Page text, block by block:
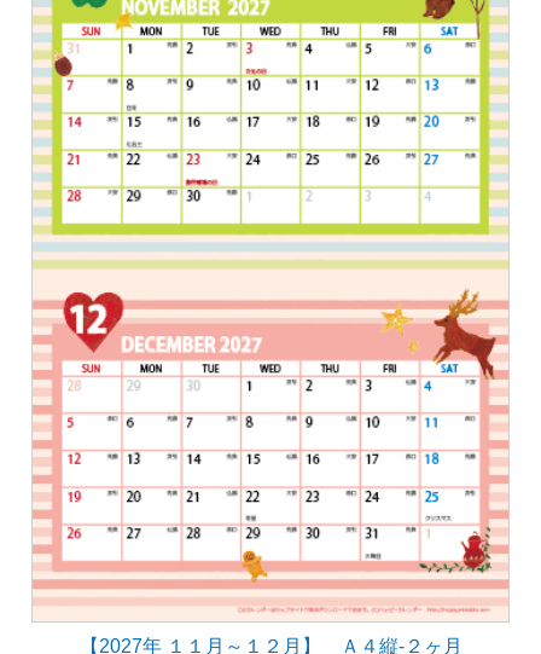
【2027年 １１月～１２月】 Ａ４縦-２ヶ月